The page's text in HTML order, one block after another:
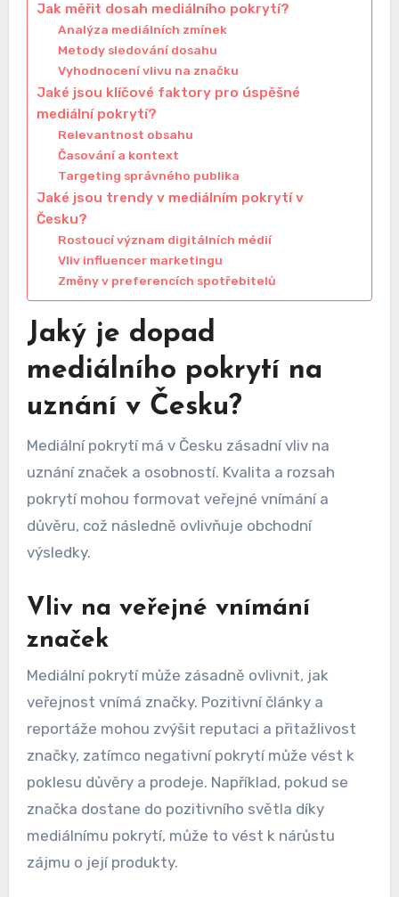
Jak měřit dosah mediálního pokrytí?
Analýza mediálních zmínek
Metody sledování dosahu
Vyhodnocení vlivu na značku
Jaké jsou klíčové faktory pro úspěšné
mediální pokrytí?
Relevantnost obsahu
Časování a kontext
Targeting správného publika
Jaké jsou trendy v mediálním pokrytí v
Česku?
Rostoucí význam digitálních médií
Vliv influencer marketingu
Změny v preferencích spotřebitelů
Jaký je dopad
mediálního pokrytí na
uznání v Česku?
Mediální pokrytí má v Česku zásadní vliv na
uznání značek a osobností. Kvalita a rozsah
pokrytí mohou formovat veřejné vnímání a
důvěru, což následně ovlivňuje obchodní
výsledky.
Vliv na veřejné vnímání
značek
Mediální pokrytí může zásadně ovlivnit, jak
veřejnost vnímá značky. Pozitivní články a
reportáže mohou zvýšit reputaci a přitažlivost
značky, zatímco negativní pokrytí může vést k
poklesu důvěry a prodeje. Například, pokud se
značka dostane do pozitivního světla díky
mediálnímu pokrytí, může to vést k nárůstu
zájmu o její produkty.